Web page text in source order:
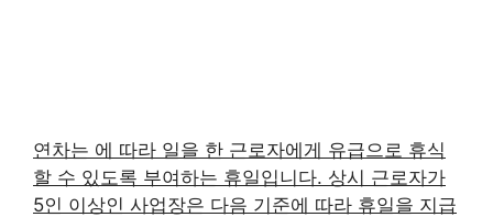
연차는 에 따라 일을 한 근로자에게 유급으로 휴식
할 수 있도록 부여하는 휴일입니다. 상시 근로자가
5인 이상인 사업장은 다음 기준에 따라 휴일을 지급